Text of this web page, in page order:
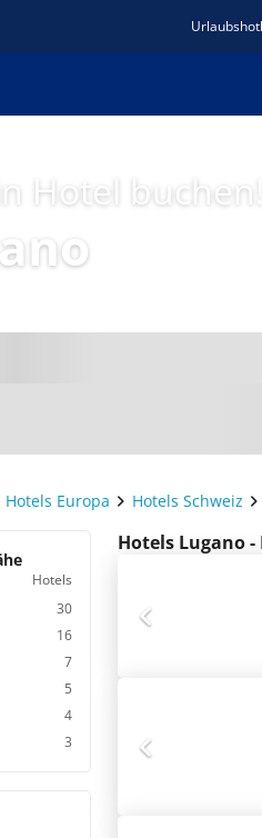
Hotel buchen!
Hotels Europa Hotels Schweiz
Hotels
30
16
7
5
4
3
Hotels Lugano